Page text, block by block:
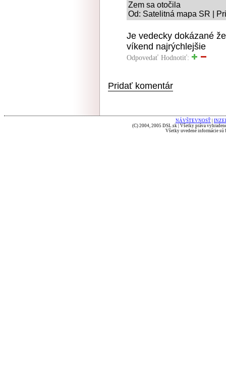
Zem sa otočila
Od: Satelitná mapa SR |
Je vedecky dokázané
víkend najrýchlejšie
Odpovedať Hodnotiť:
Pridať komentár
NÁVŠTEVNOSŤ
(C) 2004, 2005 DSL.sk | Všetky práva
Všetky uvedené informácie sú